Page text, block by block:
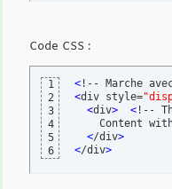
Code CSS :
1
2
3
4
5
6
< !-- Marche
<div style=
<div> < !--
Content
</div>
</div>